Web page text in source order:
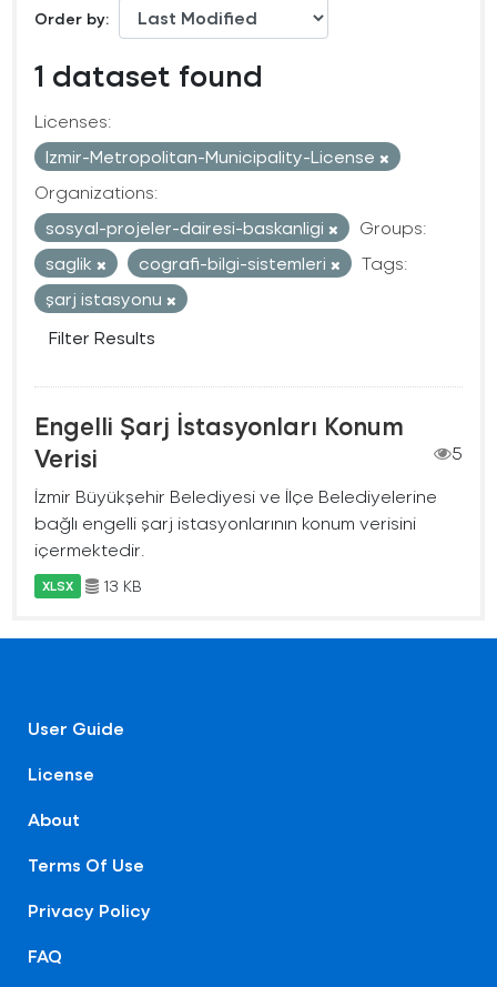
Order by
1 dataset found
Licenses:
Izmir-Metropolitan-Municipality-License
Organizations:
sosyal-projeler-dairesi-baskanligi
Groups:
saglik
cografi-bilgi-sistemleri
Tags:
şarj istasyonu
Filter Results
Engelli Şarj İstasyonları Konum
Verisi
5
İzmir Büyükşehir Belediyesi ve İlçe Belediyelerine
bağlı engelli şarj istasyonlarının konum verisini
içermektedir.
XLSX 13 KB
User Guide
License
About
Terms Of Use
Privacy Policy
FAQ